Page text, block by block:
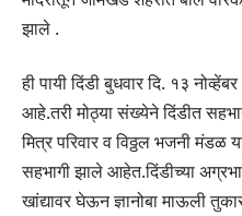
झाले .
ही पायी दिंडी बुधवार दि. १३
आहे.तरी मोठ्या संख्येने दिंडीत
मित्र‌ परिवार व विठ्ठल भजनी
सहभागी झाले आहेत.दिंडीच्या
खांद्यावर घेऊन ज्ञानोबा माऊली